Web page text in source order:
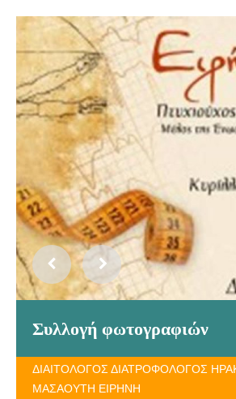
Συλλογή φωτογραφιών
ΔΙΑΙΤΟΛΟΓΟΣ ΔΙΑΤΡΟΦΟΛΟΓΟΣ
ΜΑΣΑΟΥΤΗ ΕΙΡΗΝΗ